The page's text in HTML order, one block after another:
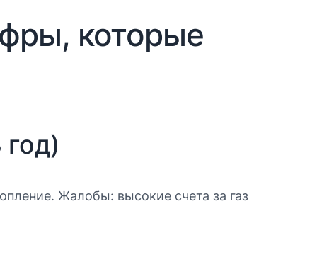
которые
Жалобы: высокие счета за газ